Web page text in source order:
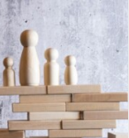
voor